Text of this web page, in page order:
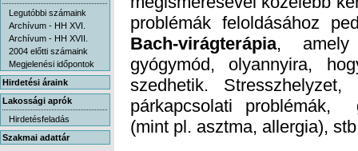
Legutóbbi számaink
Archívum - HH XVI.
Archívum - HH XVII.
2004 előtti számaink
Megjelenési időpontok
Hirdetési áraink
Lakossági aprók
Hirdetésfeladás
Szakmai adattár
problémák feloldásához
Bach-virágterápia, amely
gyógymód,
szedhetik.
(mint pl. asztma, allergia),